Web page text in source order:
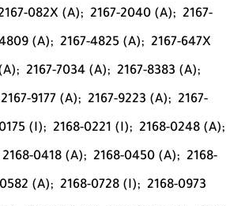
082X (A); 2167-2040 (A); 2167-
(A); 2167-4825 (A); 2167-647X
2167-7034 (A); 2167-8383 (A);
2167-9177 (A); 2167-9223 (A); 2167-
(I); 2168-0221 (I); 2168-0248 (A);
2168-0418 (A); 2168-0450 (A); 2168-
(A); 2168-0728 (I); 2168-0973